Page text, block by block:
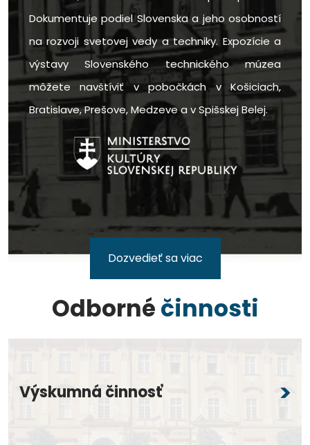
Dokumentuje podiel Slovenska a jeho osobností
na rozvoji svetovej vedy a techniky. Expozície a
výstavy Slovenského technického múzea
môžete navštíviť v pobočkách v Košiciach,
Bratislave, Prešove, Medzeve a v Spišskej Belej.
Dozvedieť sa viac
Odbornéčinnosti
Výskumná činnosť